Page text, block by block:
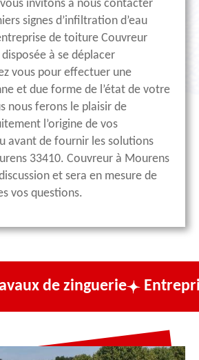
invitons à nous contacter
signes d’infiltration d’eau
de toiture Couvreur
à se déplacer
vous pour effectuer une
et due forme de l’état de votre
nous ferons le plaisir de
l’origine de vos
avant de fournir les solutions
33410. Couvreur à Mourens
et sera en mesure de
vos questions.
Entreprise de